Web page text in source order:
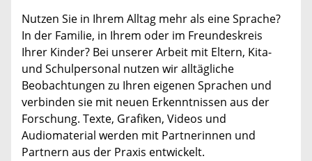
Nutzen Sie in Ihrem Alltag mehr als eine Sprache?
In der Familie, in Ihrem oder im Freundeskreis
Ihrer Kinder? Bei unserer Arbeit mit Eltern, Kita-
und Schulpersonal nutzen wir alltägliche
Beobachtungen zu Ihren eigenen Sprachen und
verbinden sie mit neuen Erkenntnissen aus der
Forschung. Texte, Grafiken, Videos und
Audiomaterial werden mit Partnerinnen und
Partnern aus der Praxis entwickelt.